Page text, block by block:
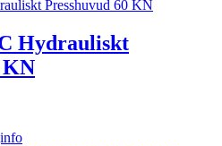
Hydrauliskt
KN